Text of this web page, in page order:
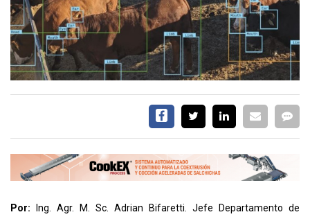
CALENDARIO
MEDIA KIT
SERVICIOS
Por: Ing. Agr. M. Sc. Adrian Bifaretti. Jefe Departamento de